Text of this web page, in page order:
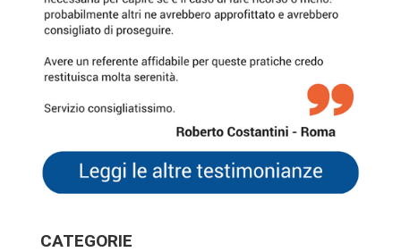
CATEGORIE